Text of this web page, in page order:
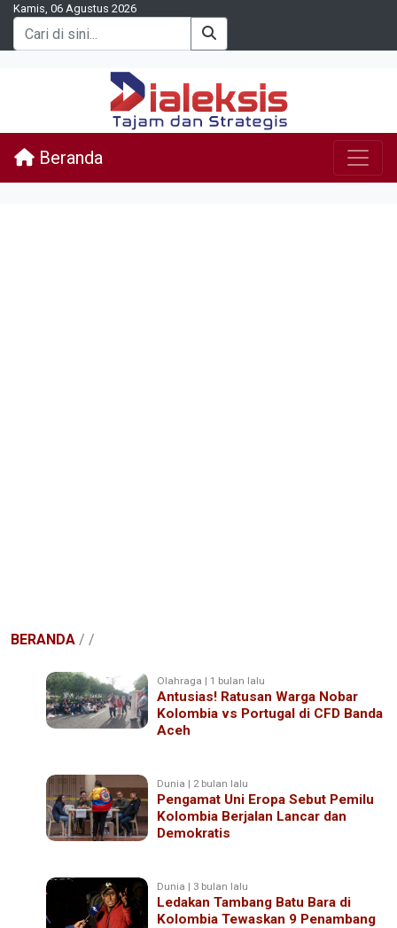
Kamis, 06 Agustus 2026
Beranda
BERANDA / /
Olahraga | 1 bulan lalu
Antusias! Ratusan Warga Nobar
Kolombia vs Portugal di CFD Banda
Aceh
Dunia | 2 bulan lalu
Pengamat Uni Eropa Sebut Pemilu
Kolombia Berjalan Lancar dan
Demokratis
Dunia | 3 bulan lalu
Ledakan Tambang Batu Bara di
Kolombia Tewaskan 9 Penambang